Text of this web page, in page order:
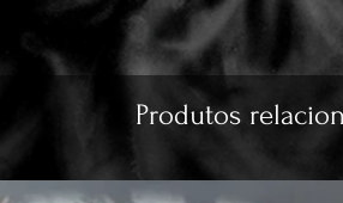
Produtos